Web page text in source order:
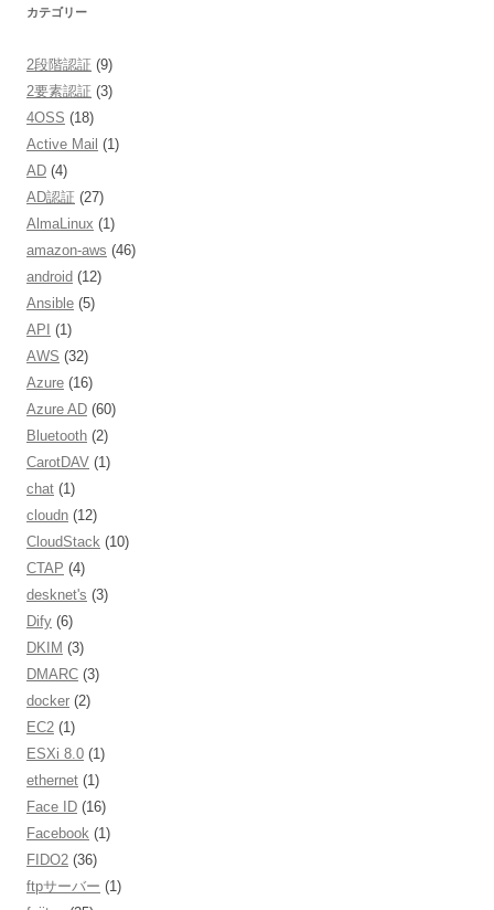
カテゴリー
2段階認証 (9)
2要素認証 (3)
4OSS (18)
Active Mail (1)
AD (4)
AD認証 (27)
AlmaLinux (1)
amazon-aws (46)
android (12)
Ansible (5)
API (1)
AWS (32)
Azure (16)
Azure AD (60)
Bluetooth (2)
CarotDAV (1)
chat (1)
cloudn (12)
CloudStack (10)
CTAP (4)
desknet's (3)
Dify (6)
DKIM (3)
DMARC (3)
docker (2)
EC2 (1)
ESXi 8.0 (1)
ethernet (1)
Face ID (16)
Facebook (1)
FIDO2 (36)
ftpサーバー (1)